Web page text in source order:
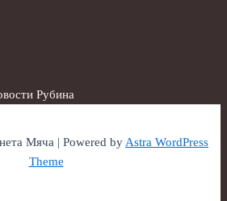
Рубина
Мяча | Powered byAstra WordPress
Theme